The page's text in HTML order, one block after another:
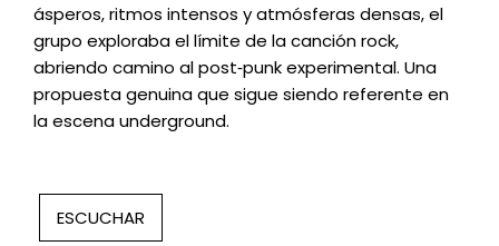
ásperos, ritmos intensos y atmósferas densas, el
grupo exploraba el límite de la canción rock,
abriendo camino al post‑punk experimental. Una
propuesta genuina que sigue siendo referente en
la escena underground.
ESCUCHAR